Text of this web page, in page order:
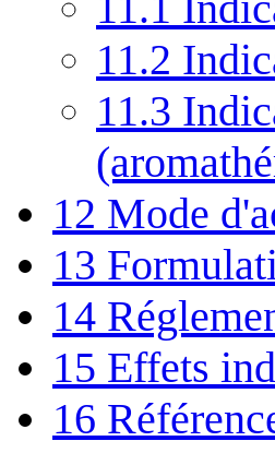
11.2
11.3
12 Mode
13
14
15 Effets
16